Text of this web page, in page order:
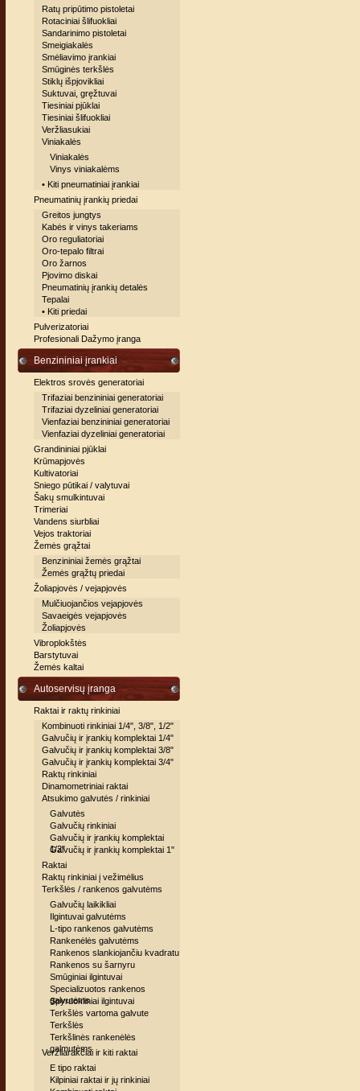
Ratų pripūtimo pistoletai
Rotaciniai šlifuokliai
Sandarinimo pistoletai
Smeigiakalės
Smėliavimo įrankiai
Smūginės terkšlės
Stiklų išpjovikliai
Suktuvai, gręžtuvai
Tiesiniai pjūklai
Tiesiniai šlifuokliai
Veržliasukiai
Viniakalės
Viniakalės
Vinys viniakalėms
• Kiti pneumatiniai įrankiai
Pneumatinių įrankių priedai
Greitos jungtys
Kabės ir vinys takeriams
Oro reguliatoriai
Oro-tepalo filtrai
Oro žarnos
Pjovimo diskai
Pneumatinių įrankių detalės
Tepalai
• Kiti priedai
Pulverizatoriai
Profesionali Dažymo įranga
Benzininiai įrankiai
Elektros srovės generatoriai
Trifaziai benzininiai generatoriai
Trifaziai dyzeliniai generatoriai
Vienfaziai benzininiai generatoriai
Vienfaziai dyzeliniai generatoriai
Grandininiai pjūklai
Krūmapjovės
Kultivatoriai
Sniego pūtikai / valytuvai
Šakų smulkintuvai
Trimeriai
Vandens siurbliai
Vejos traktoriai
Žemės grąžtai
Benzininiai žemės grąžtai
Žemės grąžtų priedai
Žoliapjovės / vejapjovės
Mulčiuojančios vejapjovės
Savaeigės vejapjovės
Žoliapjovės
Vibroplokštės
Barstytuvai
Žemės kaltai
Autoservisų įranga
Raktai ir raktų rinkiniai
Kombinuoti rinkiniai 1/4", 3/8", 1/2"
Galvučių ir įrankių komplektai 1/4"
Galvučių ir įrankių komplektai 3/8"
Galvučių ir įrankių komplektai 3/4"
Raktų rinkiniai
Dinamometriniai raktai
Atsukimo galvutės / rinkiniai
Galvutės
Galvučių rinkiniai
Galvučių ir įrankių komplektai
1/2"
Galvučių ir įrankių komplektai 1"
Raktai
Raktų rinkiniai į vežimėlius
Terkšlės / rankenos galvutėms
Galvučių laikikliai
Ilgintuvai galvutėms
L-tipo rankenos galvutėms
Rankenėlės galvutėms
Rankenos slankiojančiu kvadratu
Rankenos su šarnyru
Smūginiai ilgintuvai
Specializuotos rankenos
galvutėms
Spyruokliniai ilgintuvai
Terkšlės vartoma galvute
Terkšlės
Terkšlinės rankenėlės
galmutėms
Veržliarakčiai ir kiti raktai
E tipo raktai
Kilpiniai raktai ir jų rinkiniai